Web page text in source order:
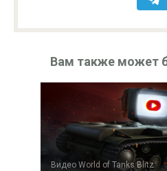
Вам также может
Видео World of Tanks Blitz